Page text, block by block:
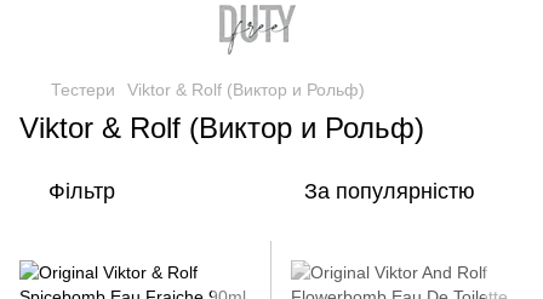
Тестери Viktor & Rolf (Виктор и Рольф)
Viktor & Rolf (Виктор и Рольф)
Фільтр За популярністю